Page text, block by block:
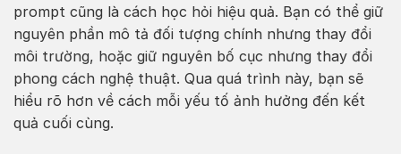
prompt cũng là cách học hỏi hiệu quả. Bạn có thể giữ
nguyên phần mô tả đối tượng chính nhưng thay đổi
môi trường, hoặc giữ nguyên bố cục nhưng thay đổi
phong cách nghệ thuật. Qua quá trình này, bạn sẽ
hiểu rõ hơn về cách mỗi yếu tố ảnh hưởng đến kết
quả cuối cùng.